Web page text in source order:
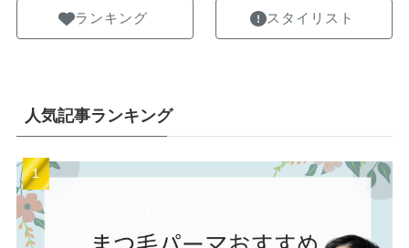
ランキング スタイリスト
人気記事ランキング